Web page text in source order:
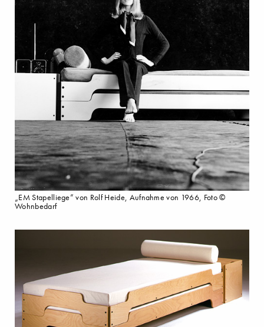
„EM Stapelliege” von Rolf Heide, Aufnahme von 1966, Foto ©
Wohnbedarf